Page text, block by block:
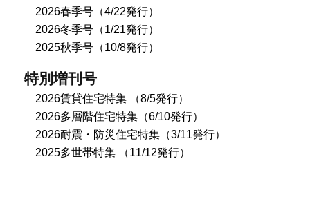
2026春季号（4/22発行）
2026冬季号（1/21発行）
2025秋季号（10/8発行）
特別増刊号
2026賃貸住宅特集 （8/5発行）
2026多層階住宅特集（6/10発行）
2026耐震・防災住宅特集（3/11発行）
2025多世帯特集 （11/12発行）